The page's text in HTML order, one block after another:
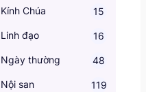
Kính Chúa 15
Linh đạo 16
Ngày thường 48
Nội san 119